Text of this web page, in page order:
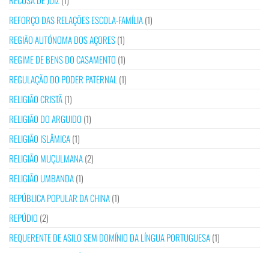
REFORÇO DAS RELAÇÕES ESCOLA-FAMÍLIA(1)
REGIÃO AUTÓNOMA DOS AÇORES(1)
REGIME DE BENS DO CASAMENTO (1)
REGULAÇÃO DO PODER PATERNAL (1)
RELIGIÃO CRISTÃ(1)
RELIGIÃO DO ARGUIDO (1)
RELIGIÃO ISLÂMICA(1)
RELIGIÃO MUÇULMANA(2)
RELIGIÃO UMBANDA(1)
REPÚBLICA POPULAR DA CHINA(1)
REPÚDIO (2)
REQUERENTE DE ASILO SEM DOMÍNIO DA LÍNGUA PORTUGUESA(1)